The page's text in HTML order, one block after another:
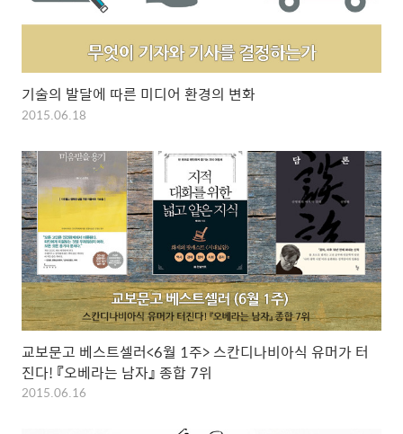
기술의 발달에 따른 미디어 환경의 변화
2015.06.18
교보문고 베스트셀러<6월 1주> 스칸디나비아식 유머가 터
진다! 『오베라는 남자』 종합 7위
2015.06.16